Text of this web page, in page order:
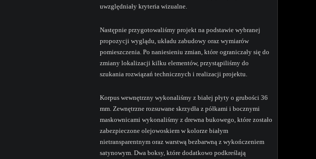
uwzględniały kryteria wizualne.
Następnie przygotowaliśmy projekt na podstawie wybranej
propozycji wyglądu, układu zabudowy oraz wymiarów
pomieszczenia. Po naniesieniu zmian, które ograniczały się do
zmiany lokalizacji kilku elementów, przystąpiliśmy do
szukania rozwiązań technicznych i realizacji projektu.
Korpus wewnętrzny wykonaliśmy z białej płyty o grubości 36
mm. Zewnętrzne rozsuwane skrzydła z półkami i bocznymi
maskownicami wykonaliśmy z drewna bukowego, które zostało
zabezpieczone olejowoskiem w kolorze białym
nietransparentnym oraz warstwą bezbarwną z wykończeniem
satynowym. Dwa boksy, które dodatkowo podkreślają